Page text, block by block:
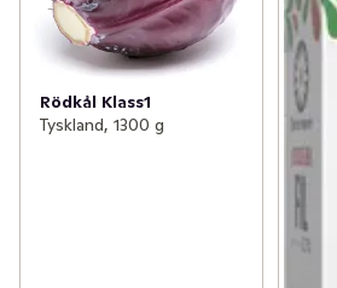
Rödkål Klass1
Tyskland, 1300 g